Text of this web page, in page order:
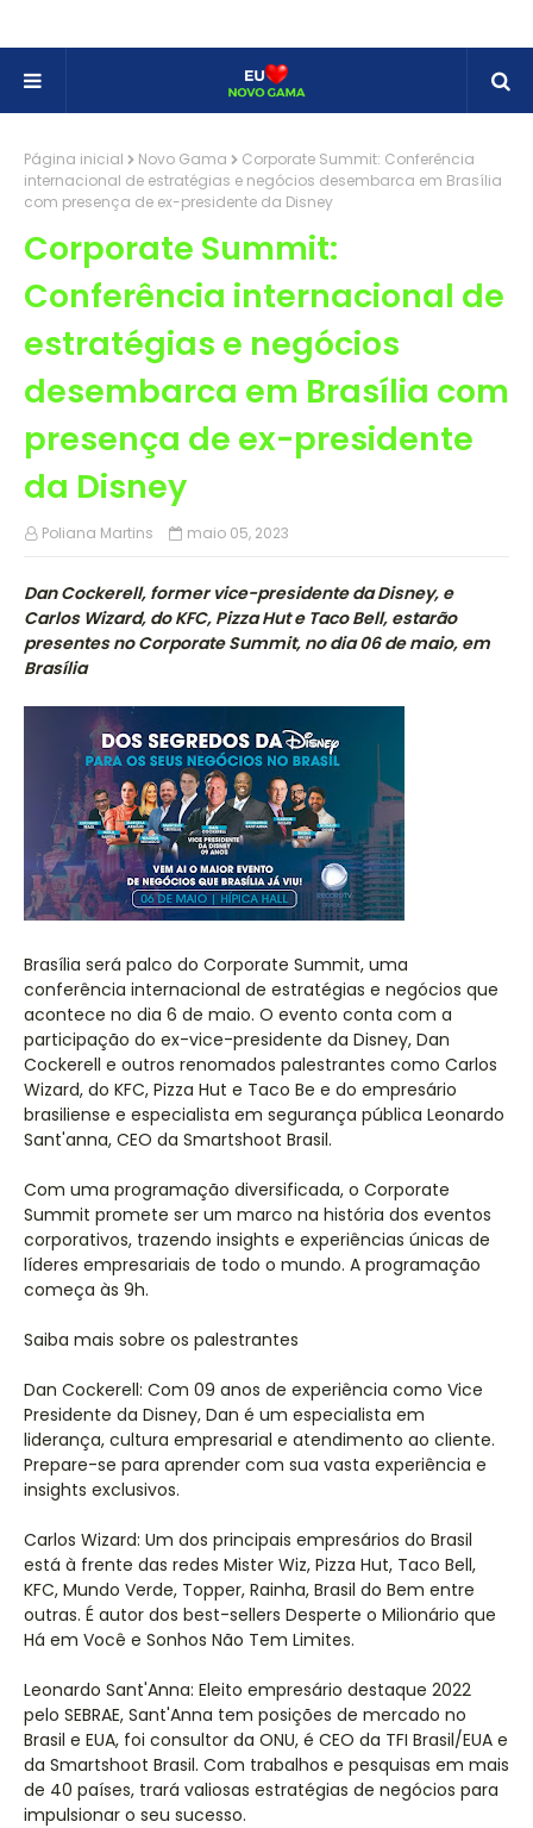
Página inicial Novo Gama
Corporate Summit: Conferência
internacional de estratégias e negócios desembarca em Brasília
com presença de ex-presidente da Disney
Corporate Summit:
Conferência internacional de
estratégias e negócios
desembarca em Brasília com
presença de ex-presidente
da Disney
Poliana Martins maio 05, 2023
Dan Cockerell, former vice-presidente da Disney, e
Carlos Wizard, do KFC, Pizza Hut e Taco Bell, estarão
presentes no Corporate Summit, no dia 06 de maio, em
Brasília
Brasília será palco do Corporate Summit, uma
conferência internacional de estratégias e negócios que
acontece no dia 6 de maio. O evento conta com a
participação do ex-vice-presidente da Disney, Dan
Cockerell e outros renomados palestrantes como Carlos
Wizard, do KFC, Pizza Hut e Taco Be e do empresário
brasiliense e especialista em segurança pública Leonardo
Sant'anna, CEO da Smartshoot Brasil.
Com uma programação diversificada, o Corporate
Summit promete ser um marco na história dos eventos
corporativos, trazendo insights e experiências únicas de
líderes empresariais de todo o mundo. A programação
começa às 9h.
Saiba mais sobre os palestrantes
Dan Cockerell: Com 09 anos de experiência como Vice
Presidente da Disney, Dan é um especialista em
liderança, cultura empresarial e atendimento ao cliente.
Prepare-se para aprender com sua vasta experiência e
insights exclusivos.
Carlos Wizard: Um dos principais empresários do Brasil
está à frente das redes Mister Wiz, Pizza Hut, Taco Bell,
KFC, Mundo Verde, Topper, Rainha, Brasil do Bem entre
outras. É autor dos best-sellers Desperte o Milionário que
Há em Você e Sonhos Não Tem Limites.
Leonardo Sant'Anna: Eleito empresário destaque 2022
pelo SEBRAE, Sant'Anna tem posições de mercado no
Brasil e EUA, foi consultor da ONU, é CEO da TFI Brasil/EUA e
da Smartshoot Brasil. Com trabalhos e pesquisas em mais
de 40 países, trará valiosas estratégias de negócios para
impulsionar o seu sucesso.